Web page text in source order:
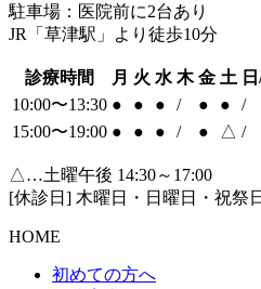
駐車場：医院前に2台あり
JR「草津駅」より徒歩10分
診療時間 月 火 水 木 金 土
10:00〜13:30 ● ● ● / ● ●
/
15:00〜19:00 ● ● ● / ● △ /
△…土曜午後 14:30～17:00
[休診日] 木曜日・日曜日・祝祭日
HOME
初めての方へ